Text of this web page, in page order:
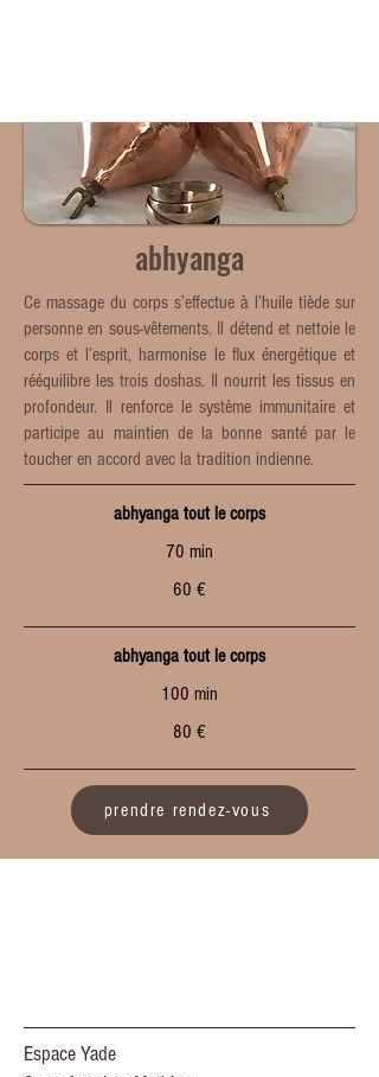
abhyanga
Ce massage du corps s’effectue à l’huile tiède sur
personne en sous-vêtements. Il détend et nettoie le
corps et l’esprit, harmonise le flux énergétique et
rééquilibre les trois doshas. Il nourrit les tissus en
profondeur. Il renforce le système immunitaire et
participe au maintien de la bonne santé par le
toucher en accord avec la tradition indienne.
abhyanga tout le corps
70 min
60 €
abhyanga tout le corps
100 min
80 €
prendre rendez-vous
Espace Yade